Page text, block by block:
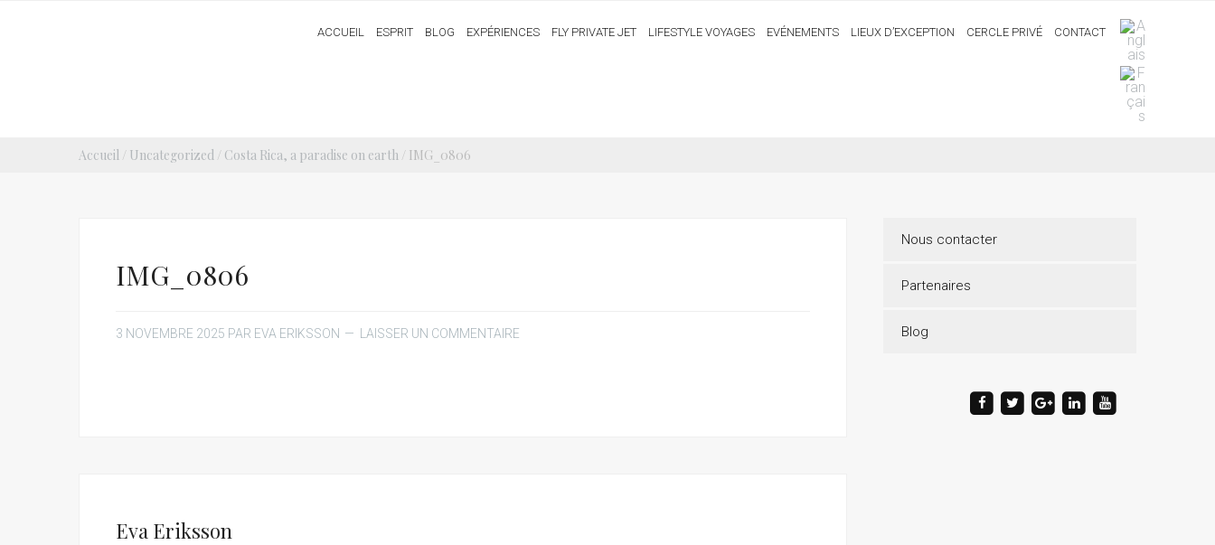
ACCUEIL ESPRIT BLOG EXPÉRIENCES FLY PRIVATE JET LIFESTYLE VOYAGES EVÉNEMENTS LIEUX D’EXCEPTION CERCLE PRIVÉ CONTACT
Accueil / Uncategorized / Costa Rica, a paradise on earth / IMG_0806
IMG_0806
3 NOVEMBRE 2025 PAR EVA ERIKSSON LAISSER UN COMMENTAIRE
Eva Eriksson
Nous contacter
Partenaires
Blog